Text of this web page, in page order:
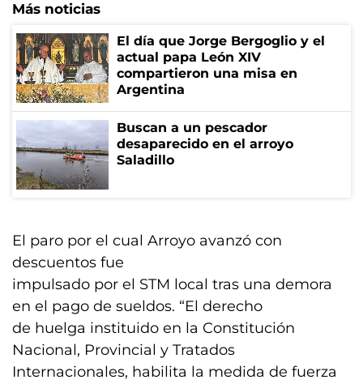
Más noticias
El día que Jorge Bergoglio y el
actual papa León XIV
compartieron una misa en
Argentina
Buscan a un pescador
desaparecido en el arroyo
Saladillo
El paro por el cual Arroyo avanzó con
descuentos fue
impulsado por el STM local tras una demora
en el pago de sueldos. “El derecho
de huelga instituido en la Constitución
Nacional, Provincial y Tratados
Internacionales, habilita la medida de fuerza